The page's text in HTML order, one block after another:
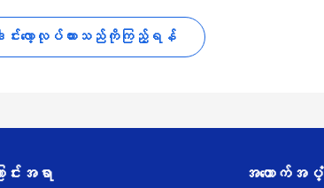
ါင်းလော့လုပ်ထားသည်ကိုကြည့်ရန်
ာင်းအရာ အထောက်အပံ့